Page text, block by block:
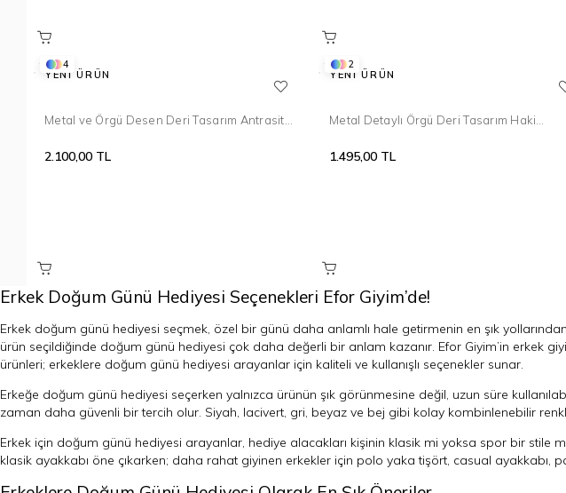
4
Metal ve Örgü Desen Deri Tasarım Antrasit
2.100,00 TL
YENI ÜRÜN
2
Metal Detaylı Örgü Deri Tasarım Haki
1.495,00 TL
YENI ÜRÜN
Erkek Doğum Günü Hediyesi Seçenekleri Efor Giyim’de!
Erkek doğum günü hediyesi seçmek, özel bir günü daha anlamlı hale getirmenin en şık
ürün seçildiğinde doğum günü hediyesi çok daha değerli bir anlam kazanır. Efor Giyim’in erkek
ürünleri; erkeklere doğum günü hediyesi arayanlar için kaliteli ve kullanışlı seçenekler sunar.
Erkeğe doğum günü hediyesi seçerken yalnızca ürünün şık görünmesine değil, uzun süre
zaman daha güvenli bir tercih olur. Siyah, lacivert, gri, beyaz ve bej gibi kolay kombinlenebilir
Erkek için doğum günü hediyesi arayanlar, hediye alacakları kişinin klasik mi yoksa spor bir stile
klasik ayakkabı öne çıkarken; daha rahat giyinen erkekler için polo yaka tişört, casual ayakkabı,